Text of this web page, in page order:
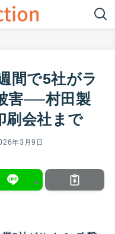
間で5社がラ
害──村田製
刷会社まで
年3月9日